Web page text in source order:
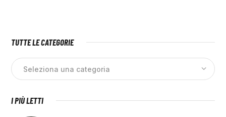
TUTTE LE CATEGORIE
I PIÙ LETTI